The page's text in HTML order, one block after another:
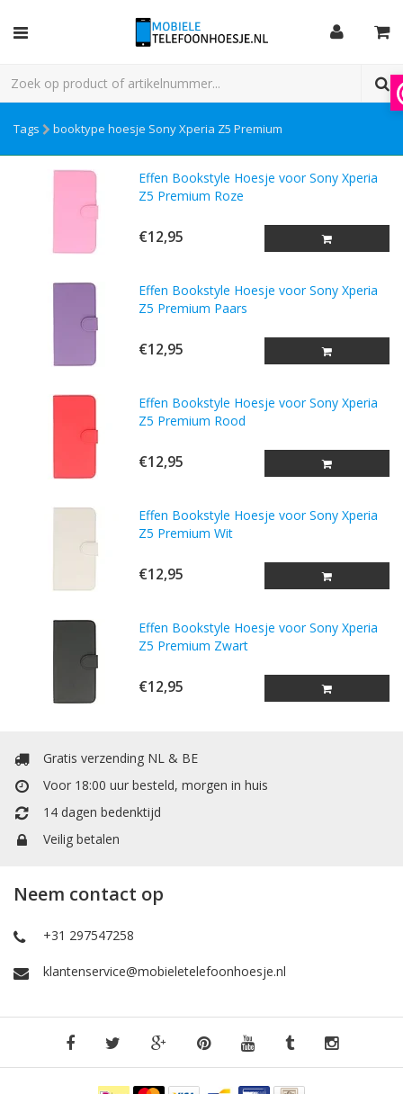
Tags booktype hoesje Sony Xperia Z5 Premium
Effen Bookstyle Hoesje voor Sony Xperia
Z5 Premium Roze
€12,95
Effen Bookstyle Hoesje voor Sony Xperia
Z5 Premium Paars
€12,95
Effen Bookstyle Hoesje voor Sony Xperia
Z5 Premium Rood
€12,95
Effen Bookstyle Hoesje voor Sony Xperia
Z5 Premium Wit
€12,95
Effen Bookstyle Hoesje voor Sony Xperia
Z5 Premium Zwart
€12,95
Gratis verzending NL & BE
Voor 18:00 uur besteld, morgen in huis
14 dagen bedenktijd
Veilig betalen
Neem contact op
+31 297547258
klantenservice@mobieletelefoonhoesje.nl